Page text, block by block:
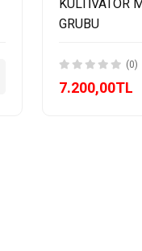
KÜLTİVATÖR
GRUBU
(0)
7.200,00TL